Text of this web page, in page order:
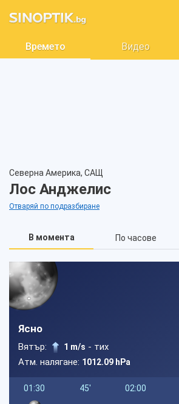
Времето Видео
Северна Америка, САЩ
Лос Анджелис
Отваряй по подразбиране
В момента По часове
Ясно
Вятър: 1 m/s - тих
Атм. налягане: 1012.09 hPa
01:30 45' 02:00